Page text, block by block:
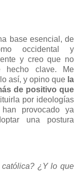
base esencial, de
occidental y
y creo que no
hecho clave. Me
así, y opino que la
de positivo que
por ideologías
provocado ya
una postura
¿Y lo que